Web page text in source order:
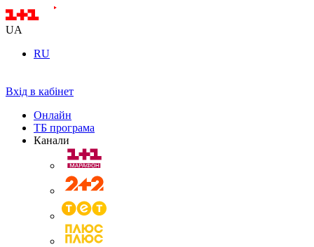
UA
RU
Вхід в кабінет
Онлайн
ТБ програма
Канали